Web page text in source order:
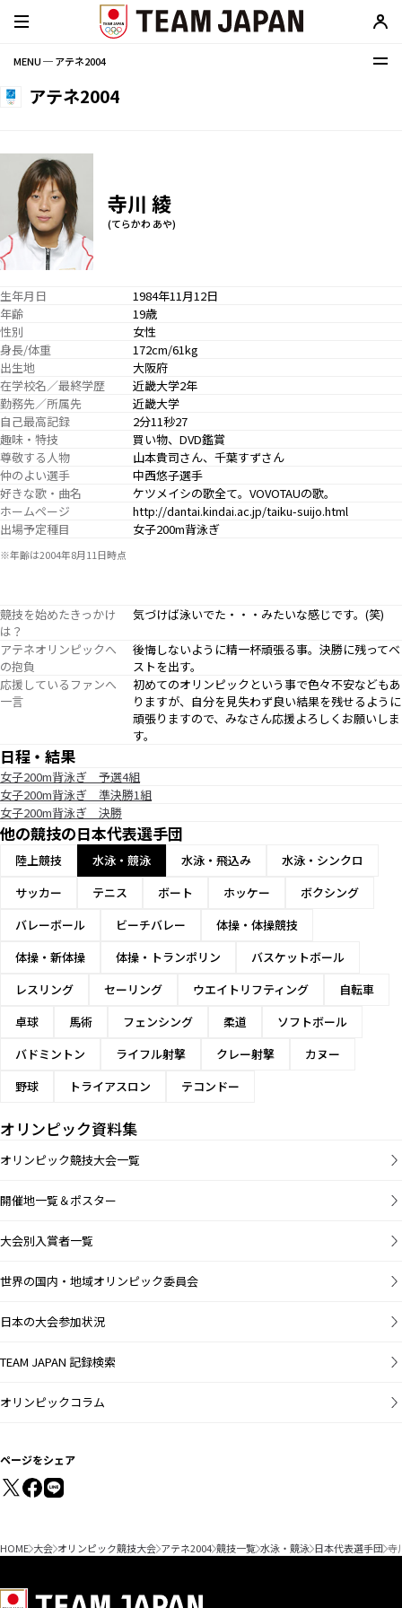
MENU ─ アテネ2004
アテネ2004
寺川 綾
(てらかわ あや)
生年月日
1984年11月12日
年齢
19歳
性別
女性
身長/体重
172cm/61kg
出生地
大阪府
在学校名／最終学歴
近畿大学2年
勤務先／所属先
近畿大学
自己最高記録
2分11秒27
趣味・特技
買い物、DVD鑑賞
尊敬する人物
山本貴司さん、千葉すずさん
仲のよい選手
中西悠子選手
好きな歌・曲名
ケツメイシの歌全て。VOVOTAUの歌。
ホームページ
http://dantai.kindai.ac.jp/taiku-suijo.html
出場予定種目
女子200m背泳ぎ
※年齢は2004年8月11日時点
競技を始めたきっかけ
は？
気づけば泳いでた・・・みたいな感じです。(笑)
アテネオリンピックへ
の抱負
後悔しないように精一杯頑張る事。決勝に残ってベ
ストを出す。
応援しているファンへ
一言
初めてのオリンピックという事で色々不安などもあ
りますが、自分を見失わず良い結果を残せるように
頑張りますので、みなさん応援よろしくお願いしま
す。
日程・結果
女子200m背泳ぎ 予選4組
女子200m背泳ぎ 準決勝1組
女子200m背泳ぎ 決勝
他の競技の日本代表選手団
陸上競技 水泳・競泳 水泳・飛込み
水泳・シンクロ
サッカー
テニス ボート ホッケー
ボクシング
バレーボール
ビーチバレー
体操・体操競技
体操・新体操
体操・トランポリン
バスケットボール
レスリング
セーリング ウエイトリフティング
自転車
卓球
馬術 フェンシング 柔道
ソフトボール
バドミントン
ライフル射撃 クレー射撃
カヌー
野球
トライアスロン テコンドー
オリンピック資料集
オリンピック競技大会一覧
開催地一覧＆ポスター
大会別入賞者一覧
世界の国内・地域オリンピック委員会
日本の大会参加状況
TEAM JAPAN 記録検索
オリンピックコラム
ページをシェア
HOME 大会 オリンピック競技大会 アテネ2004 競技一覧 水泳・競泳 日本代表選手団 寺